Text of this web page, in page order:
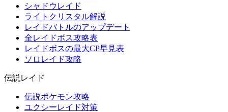
シャドウレイド
ライトクリスタル解説
レイドバトルのアップデート
全レイドボス攻略表
レイドボスの最大CP早見表
ソロレイド攻略
伝説レイド
伝説ポケモン攻略
ユクシーレイド対策